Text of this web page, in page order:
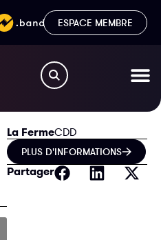
ESPACE MEMBRE
La FermeCDD
PLUS D'INFORMATIONS
Partager